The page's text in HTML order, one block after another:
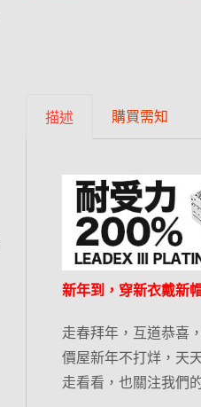
描述 購買需知
新年到，穿新衣戴新
走春拜年，互道恭喜
價屋新年不打烊，天
走看看，也關注我們